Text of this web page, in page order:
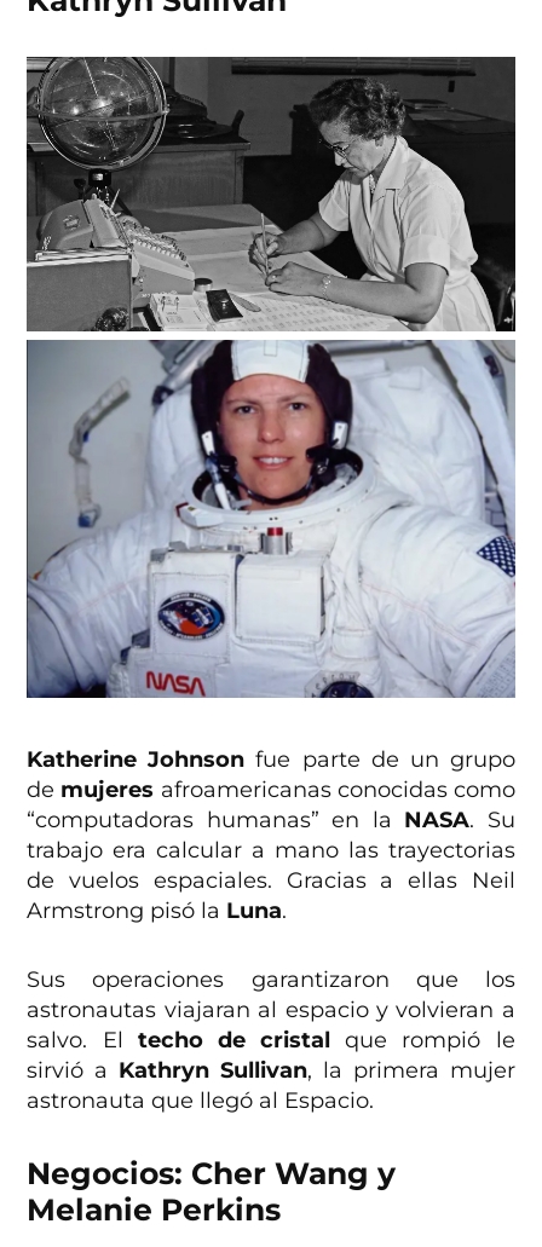
Katherine Johnson fue parte de un grupo
de mujeres afroamericanas conocidas como
“computadoras humanas” en la NASA. Su
trabajo era calcular a mano las trayectorias
de vuelos espaciales. Gracias a ellas Neil
Armstrong pisó la Luna.
Sus operaciones garantizaron que los
astronautas viajaran al espacio y volvieran a
salvo. El techo de cristal que rompió le
sirvió a Kathryn Sullivan, la primera mujer
astronauta que llegó al Espacio.
Negocios: Cher Wang y
Melanie Perkins